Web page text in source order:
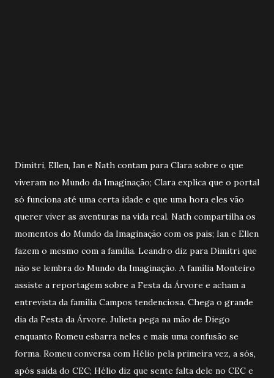
Dimitri, Ellen, Ian e Nath contam para Clara sobre o que
viveram no Mundo da Imaginação; Clara explica que o portal
só funciona até uma certa idade e que uma hora eles vão
querer viver as aventuras na vida real. Nath compartilha os
momentos do Mundo da Imaginação com os pais; Ian e Ellen
fazem o mesmo com a família. Leandro diz para Dimitri que
não se lembra do Mundo da Imaginação. A família Monteiro
assiste a reportagem sobre a Festa da Árvore e acham a
entrevista da família Campos tendenciosa. Chega o grande
dia da Festa da Árvore. Julieta pega na mão de Diego
enquanto Romeu esbarra neles e mais uma confusão se
forma. Romeu conversa com Hélio pela primeira vez, a sós,
após saída do CEC; Hélio diz que sente falta dele no CEC e